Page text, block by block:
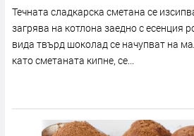
Течната сладкарска сметана се
загрява на котлона заедно с есенция
вида твърд шоколад се начупват на
като сметаната кипне, се...